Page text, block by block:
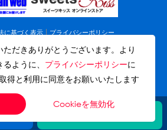
に基づく表示
プライバシーポリシー
会社案内 サイトマップ
Hyohan co.,ltd. All rights reserved.
だきありがとうございます。より
ように、 プライバシーポリシーに
得と利用に同意をお願いいたします
Cookieを無効化